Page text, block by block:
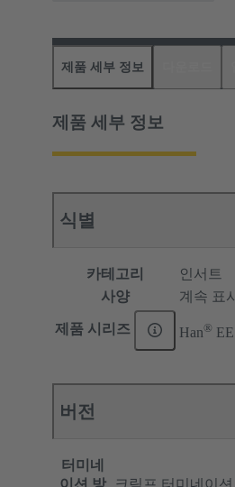
제품 세부 정보
제품 세부 정보
식별
카테고리
인서트
사양
계속 표시
제품 시리즈 Han® EE
버전
터미네
이션 방
크림프 터미네이션